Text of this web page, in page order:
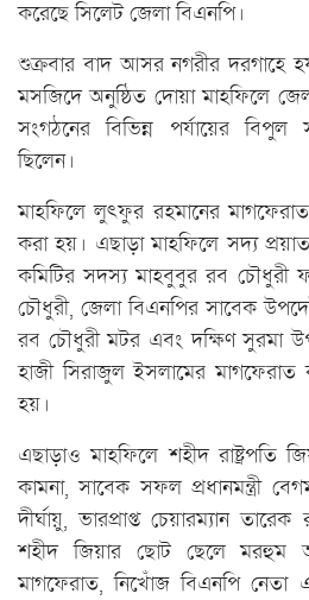
করেছে সিলেট জেলা বিএনপি।
শুক্রবার বাদ আসর নগরীর দরগাহে
মসজিদে অনুষ্ঠিত দোয়া মাহফিলে
সংগঠনের বিভিন্ন পর্যায়ের বিপুল
ছিলেন।
মাহফিলে লুৎফুর রহমানের
করা হয়। এছাড়া মাহফিলে সদ্য
কমিটির সদস্য মাহবুবুর রব চৌধুরী
চৌধুরী, জেলা বিএনপির সাবেক
রব চৌধুরী মটর এবং দক্ষিণ সুরমা
হাজী সিরাজুল ইসলামের
হয়।
এছাড়াও মাহফিলে শহীদ রাষ্ট্রপতি
কামনা, সাবেক সফল প্রধানমন্ত্রী
দীর্ঘায়ু, ভারপ্রাপ্ত চেয়ারম্যান তারেক
শহীদ জিয়ার ছোট ছেলে মরহুম
মাগফেরাত, নিখোঁজ বিএনপি নেতা